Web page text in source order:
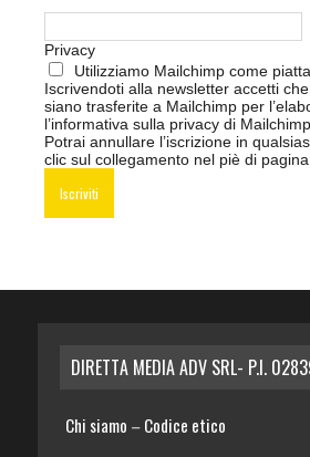
Privacy
Utilizziamo Mailchimp come
Iscrivendoti alla newsletter accetti
siano trasferite a Mailchimp per
l’informativa sulla privacy di Mailchimp
Potrai annullare l’iscrizione in
clic sul collegamento nel piè di
DIRETTA MEDIA ADV SRL- P.I.
Chi siamo – Codice etico